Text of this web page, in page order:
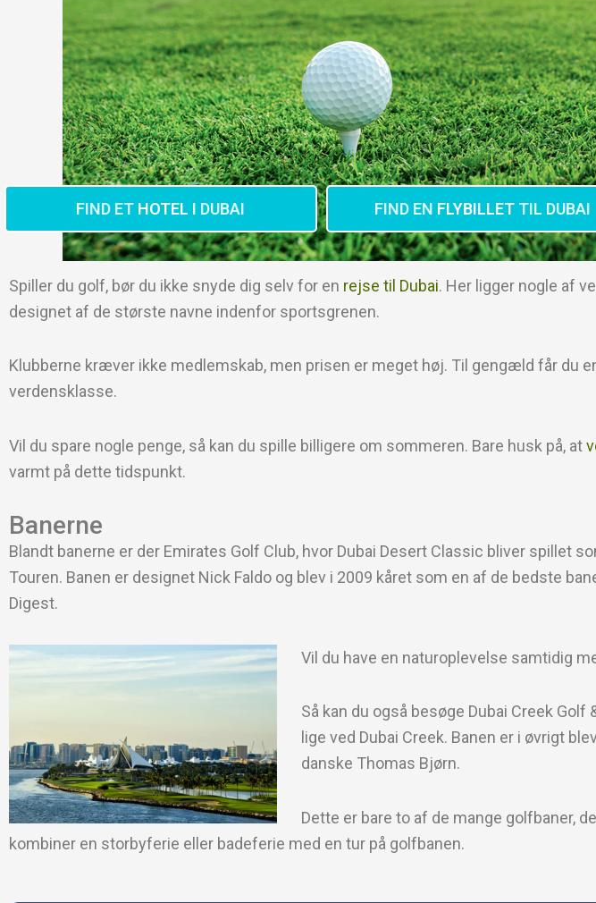
FIND ET HOTEL I DUBAI FIND EN FLYBILLET TIL DUBAI
Spiller du golf, bør du ikke snyde dig selv for en rejse til Dubai. Her ligger nogle af
designet af de største navne indenfor sportsgrenen.
Klubberne kræver ikke medlemskab, men prisen er meget høj. Til gengæld får du
verdensklasse.
Vil du spare nogle penge, så kan du spille billigere om sommeren. Bare husk på, at
varmt på dette tidspunkt.
Banerne
Blandt banerne er der Emirates Golf Club, hvor Dubai Desert Classic bliver spillet
Touren. Banen er designet Nick Faldo og blev i 2009 kåret som en af de bedste
Digest.
Vil du have en naturoplevelse samtidig
Så kan du også besøge Dubai Creek Golf
lige ved Dubai Creek. Banen er i øvrigt
danske Thomas Bjørn.
Dette er bare to af de mange golfbaner,
kombiner en storbyferie eller badeferie med en tur på golfbanen.